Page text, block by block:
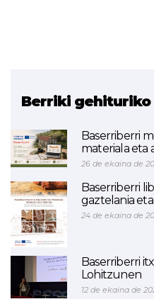
Berriki
Baserriberri
materiala eta
26 de ekaina de
Baserriberri
gaztelania
24 de ekaina de
Baserriberri
Lohitzunen
12 de ekaina de